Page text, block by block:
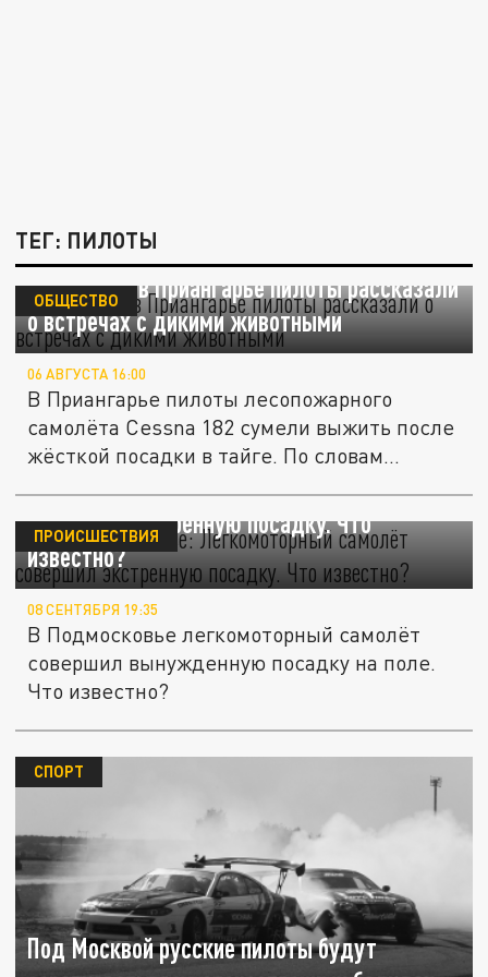
ТЕГ: ПИЛОТЫ
Выжившие в Приангарье пилоты рассказали
о встречах с дикими животными
ОБЩЕСТВО
06 АВГУСТА 16:00
В Приангарье пилоты лесопожарного
самолёта Cessna 182 сумели выжить после
жёсткой посадки в тайге. По словам...
ЧП в Подмосковье: Легкомоторный самолёт
совершил экстренную посадку. Что
известно?
ПРОИСШЕСТВИЯ
08 СЕНТЯБРЯ 19:35
В Подмосковье легкомоторный самолёт
совершил вынужденную посадку на поле.
Что известно?
Под Москвой русские пилоты будут
СПОРТ